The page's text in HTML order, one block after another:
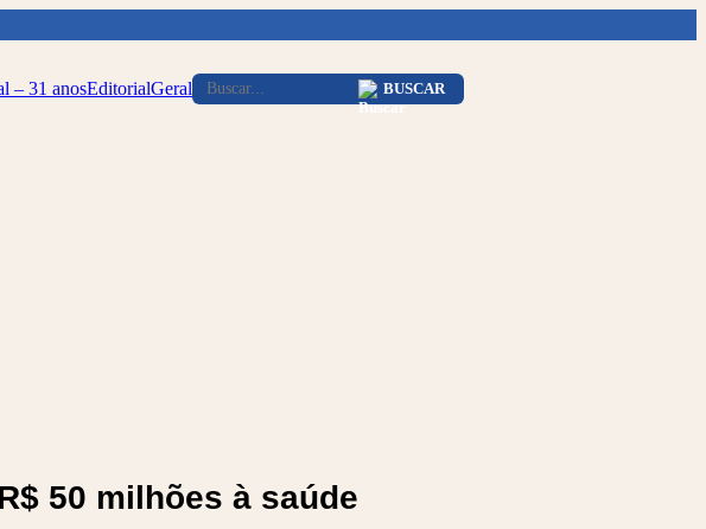
– 31 anosEditorialGeral BUSCAR
50 milhões à saúde